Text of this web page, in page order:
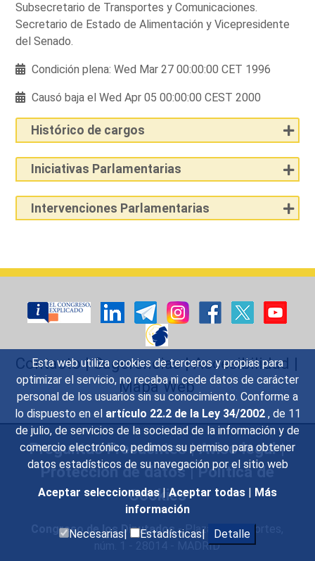
Esta web utiliza cookies de terceros y propias para
optimizar el servicio, no recaba ni cede datos de carácter
personal de los usuarios sin su conocimiento. Conforme a
lo dispuesto en el artículo 22.2 de la Ley 34/2002 , de 11
de julio, de servicios de la sociedad de la información y de
comercio electrónico, pedimos su permiso para obtener
datos estadísticos de su navegación por el sitio web
Aceptar seleccionadas | Aceptar todas | Más
información
Necesarias|
Estadísticas| Detalle
Subsecretario de Transportes y Comunicaciones.
Secretario de Estado de Alimentación y Vicepresidente
del Senado.
Condición plena: Wed Mar 27 00:00:00 CET 1996
Causó baja el Wed Apr 05 00:00:00 CEST 2000
Histórico de cargos
Iniciativas Parlamentarias
Intervenciones Parlamentarias
Contacto|Sugerencias|Accesibilidad |
Mapa Web
Preguntas Frecuentes|Aviso legal|
Protección de datos|Política de
Cookies
Congreso de los Diputados- Plaza de las Cortes,
núm. 1 - 28014 - MADRID